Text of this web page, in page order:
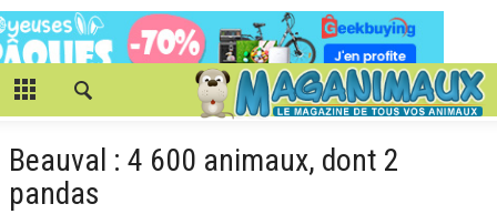
Beauval : 4 600 animaux, dont 2
pandas